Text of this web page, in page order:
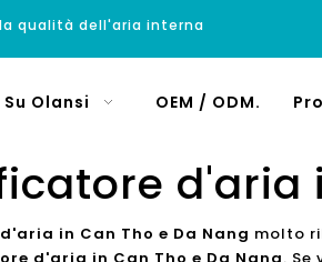
qualità dell'aria interna
Su Olansi OEM / ODM.
d'aria
in Can Tho e Da Nang molto